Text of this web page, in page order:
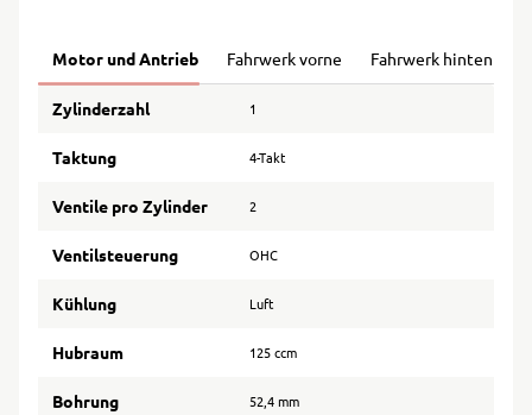
Motor und Antrieb Fahrwerk vorne Fahrwerk hinten
Zylinderzahl 1
Taktung 4-Takt
Ventile pro Zylinder 2
Ventilsteuerung OHC
Kühlung Luft
Hubraum 125 ccm
Bohrung 52,4 mm